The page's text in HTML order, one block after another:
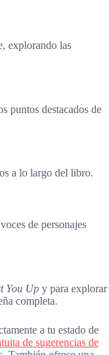
explorando las
puntos destacados de
a lo largo del libro.
de personajes
You Up y para explorar
completa.
a tu estado de
de sugerencias de